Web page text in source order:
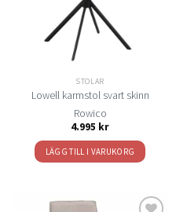
STOLAR
Lowell karmstol svart skinn
Rowico
4.995 kr
LÄGG TILL I VARUKORG